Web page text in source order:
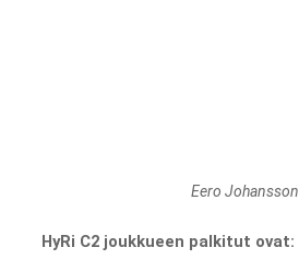
Eero Johansson
HyRi C2 joukkueen palkitut ovat: